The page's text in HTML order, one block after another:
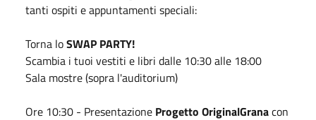
tanti ospiti e appuntamenti speciali:
Torna loSWAP PARTY!
Scambia i tuoi vestiti e libri dalle 10:30 alle 18:00
Sala mostre (sopra l'auditorium)
Ore 10:30 - Presentazione Progetto OriginalGranacon